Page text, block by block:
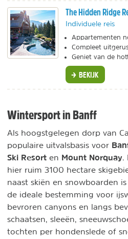
The Hidden Ridge
Individuele reis
Appartementen
Compleet
Geniet van de
BEKIJK
Wintersport in Banff
Als hoogstgelegen dorp van
populaire uitvalsbasis voor
Ski Resort en Mount Norquay
hier ruim 3100 hectare
naast skiën en snowboarden
de ideale bestemming voor
bevroren canyons en langs
schaatsen, sleeën,
tochten per hondenslede of